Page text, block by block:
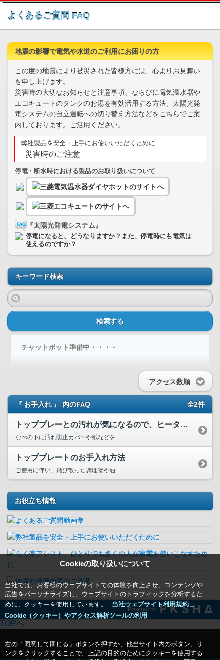
このページの本文へ
よくあるご質問 FAQ
Cookieの取り扱いについて
当社では、お客様のウェブサイトでの体験を向上させ、コンテンツや
広告をパーソナライズし、ウェブサイトのトラフィックを分析するた
めに、クッキーを使用しています。
当社ウェブサイト利用規約＿
Cookie（クッキー）やアクセス解析ツールの利用
右の「同意して閉じる」ボタンを押すか、他当サイト内のボタン、リ
ンクをクリックすることで、上記の目的のためにクッキーを使用する
地震の影響で電気や水道のご利用にお困りの方
この度の地震により被災された皆様方には、心よりお見舞い
を申し上げます。
災害時の大切なお知らせと注意事項、ならびに電気温水器や
エコキュートのタンクのお湯を有効活用する方法、太陽光発
電システムの自立運転への切り替え方法などをこちらでご案
内しております。ご活用ください。
弊社製品を安全・上手にお使いいただくために
災害時のご注意
停電・断水時における製品のお取り扱いについて
『太陽光発電システム』
停電になると、どうなりますか？また、停電時にも電気は
使えるのですか？
キーワード検索
検索する
チャットボット準備中・・・・
アクセス数順
『 お手入れ 』 内のFAQ 全2件
トッププレーとの汚れが気になるので、ヒーターの上に汚れ防止...
なべの下に汚れ防止カバーや紙などを...
トッププレートのお手入れ方法
ご使用に伴い、飛び散った調理物や油...
お役立ち情報
Powered by
TOPへ